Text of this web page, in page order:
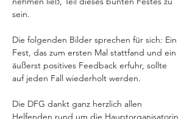
sein.
Die folgenden Bilder sprechen für sich: Ein
Fest, das zum ersten Mal stattfand und ein
äußerst positives Feedback erfuhr, sollte
auf jeden Fall wiederholt werden.
Die DFG dankt ganz herzlich allen
Helfenden rund um die Hauptorganisatorin